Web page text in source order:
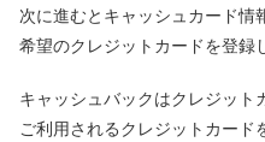
次に進むとキャッシュカード情
希望のクレジットカードを登録
キャッシュバックはクレジット
ご利用されるクレジットカード